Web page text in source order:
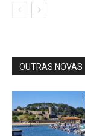
OUTRAS NOVAS